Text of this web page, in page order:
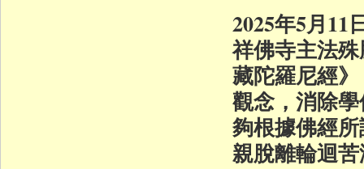
2025年5月
祥佛寺主法
藏陀羅尼經
觀念，消除
夠根據佛經
親脫離輪迴